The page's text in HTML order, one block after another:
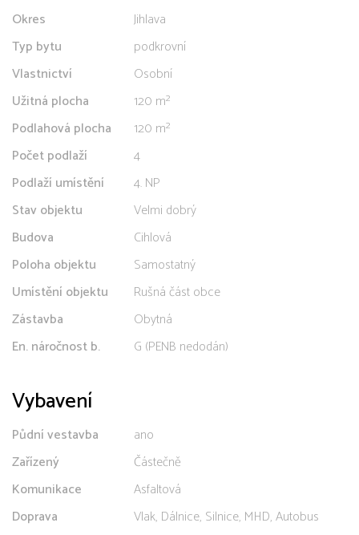
Okres
Jihlava
Typ bytu
podkrovní
Vlastnictví
Osobní
Užitná plocha
120 m²
Podlahová plocha
120 m²
Počet podlaží
4
Podlaží umístění
4. NP
Stav objektu
Velmi dobrý
Budova
Cihlová
Poloha objektu
Samostatný
Umístění objektu
Rušná část obce
Zástavba
Obytná
En. náročnost b.
G (PENB nedodán)
Vybavení
Půdní vestavba
ano
Zařízený
Částečně
Komunikace
Asfaltová
Doprava
Vlak, Dálnice, Silnice, MHD, Autobus